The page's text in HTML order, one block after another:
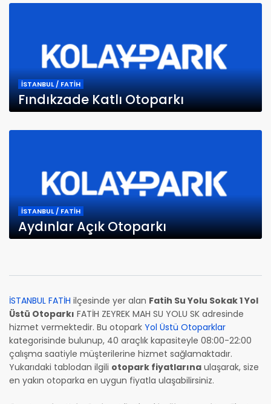
İSTANBUL / FATİH
Fındıkzade Katlı Otoparkı
İSTANBUL / FATİH
Aydınlar Açık Otoparkı
İSTANBUL FATİH ilçesinde yer alan Fatih Su Yolu Sokak 1 Yol
Üstü Otoparkı FATİH ZEYREK MAH SU YOLU SK adresinde
hizmet vermektedir. Bu otopark Yol Üstü Otoparklar
kategorisinde bulunup, 40 araçlık kapasiteyle 08:00-22:00
çalışma saatiyle müşterilerine hizmet sağlamaktadır.
Yukarıdaki tablodan ilgili otopark fiyatlarına ulaşarak, size
en yakın otoparka en uygun fiyatla ulaşabilirsiniz.